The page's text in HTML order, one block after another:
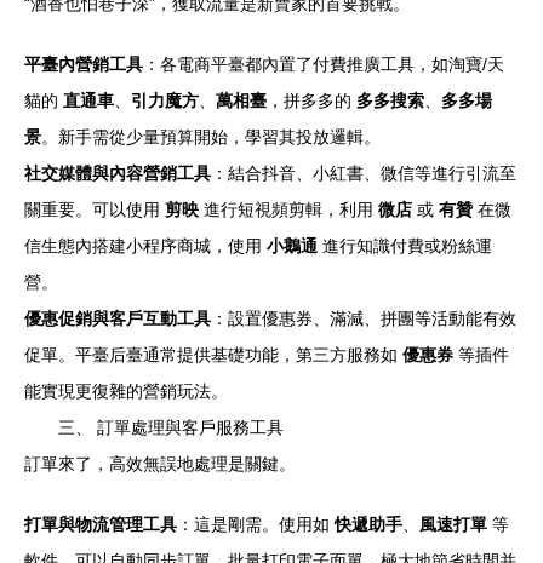
平臺內營銷工具 ：各電商平臺都內置了付費推廣工具，如淘寶/天
貓的 直通車 引力魔方 萬相臺 ，拼多多的 多多搜索
多多場
景。新手需從少量預算開始，學習其投放邏輯。
社交媒體與內容營銷工具 ：結合抖音、小紅書、微信等進行引流至
關重要。可以使用 剪映 進行短視頻剪輯，利用 微店 或 有贊 在微
信生態內搭建小程序商城，使用 小鵝通 進行知識付費或粉絲運
營。
優惠促銷與客戶互動工具 ：設置優惠券、滿減、拼團等活動能有效
促單。平臺后臺通常提供基礎功能，第三方服務如 優惠券 等插件
能實現更復雜的營銷玩法。
三、 訂單處理與客戶服務工具
訂單來了，高效無誤地處理是關鍵。
打單與物流管理工具 ：這是剛需。使用如快遞助手 風速打單 等